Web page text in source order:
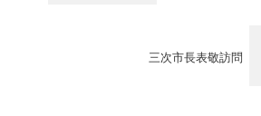
三次市長表敬訪問